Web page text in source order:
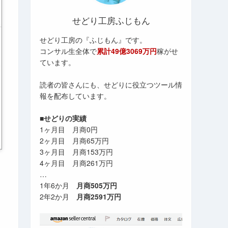
せどり工房ふじもん
せどり工房の『ふじもん』です。
コンサル生全体で累計49億3069万円稼がせ
ています。
読者の皆さんにも、せどりに役立つツール情
報を配布しています。
■せどりの実績
1ヶ月目 月商0円
2ヶ月目 月商65万円
3ヶ月目 月商153万円
4ヶ月目 月商261万円
…
1年6か月 月商505万円
2年2か月 月商2591万円